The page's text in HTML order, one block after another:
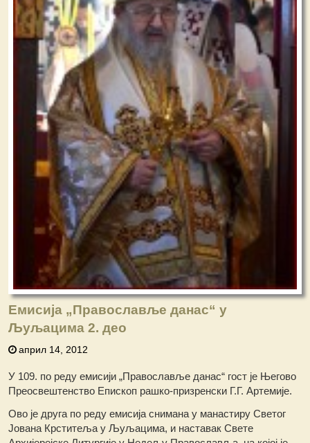
Емисија „Православље данас“ у
Љуљацима 2. део
април 14, 2012
У 109. по реду емисији „Православље данас“ гост је Његово
Преосвештенство Епископ рашко-призренски Г.Г. Артемије.
Ово је друга по реду емисија снимана у манастиру Светог
Јована Крститеља у Љуљацима, и наставак Свете